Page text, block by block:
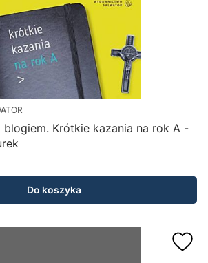
blogiem. Krótkie kazania na rok A -
Do koszyka